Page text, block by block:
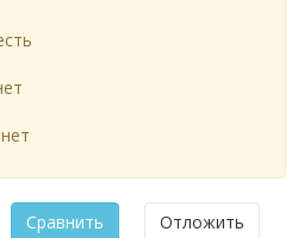
нет
Сравнить Отложить